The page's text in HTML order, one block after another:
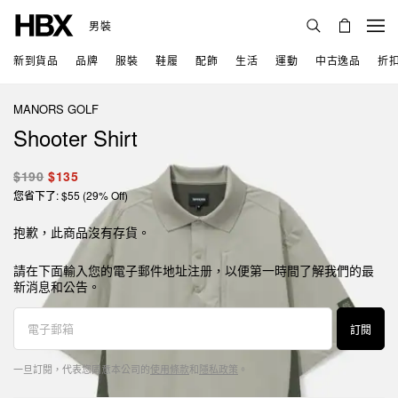
男裝
新到貨品 品牌 服裝 鞋履 配飾 生活 運動 中古逸品 折
MANORS GOLF
Shooter Shirt
$190 $135
您省下了: $55 (29% Off)
抱歉，此商品沒有存貨。
請在下面輸入您的電子郵件地址注册，以便第一時間了解我們的最
新消息和公告。
訂閱
一旦訂閱，代表您同意本公司的使用條款和隱私政策 。